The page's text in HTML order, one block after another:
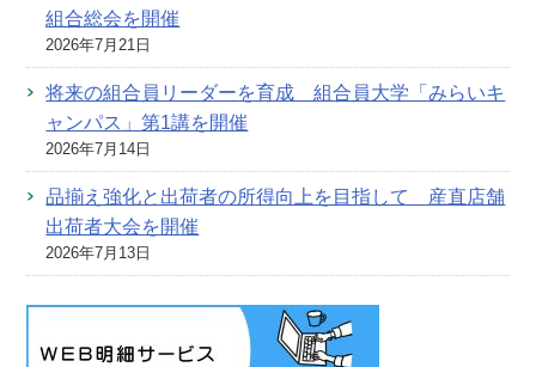
組合総会を開催
2026年7月21日
将来の組合員リーダーを育成 組合員大学「みらいキ
ャンパス」第1講を開催
2026年7月14日
品揃え強化と出荷者の所得向上を目指して 産直店舗
出荷者大会を開催
2026年7月13日